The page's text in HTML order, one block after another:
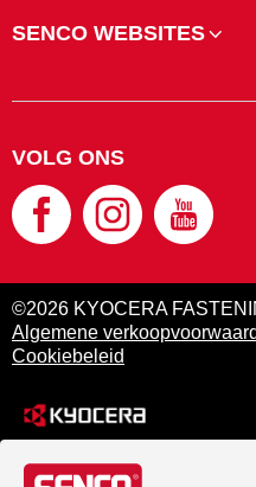
SENCO WEBSITES
VOLG ONS
©2026 KYOCERA
Algemene
Cookiebeleid